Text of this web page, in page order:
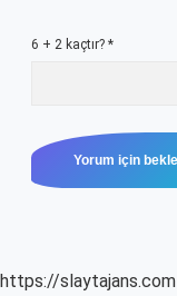
6 + 2 kaçtır? *
https://slaytajans.com